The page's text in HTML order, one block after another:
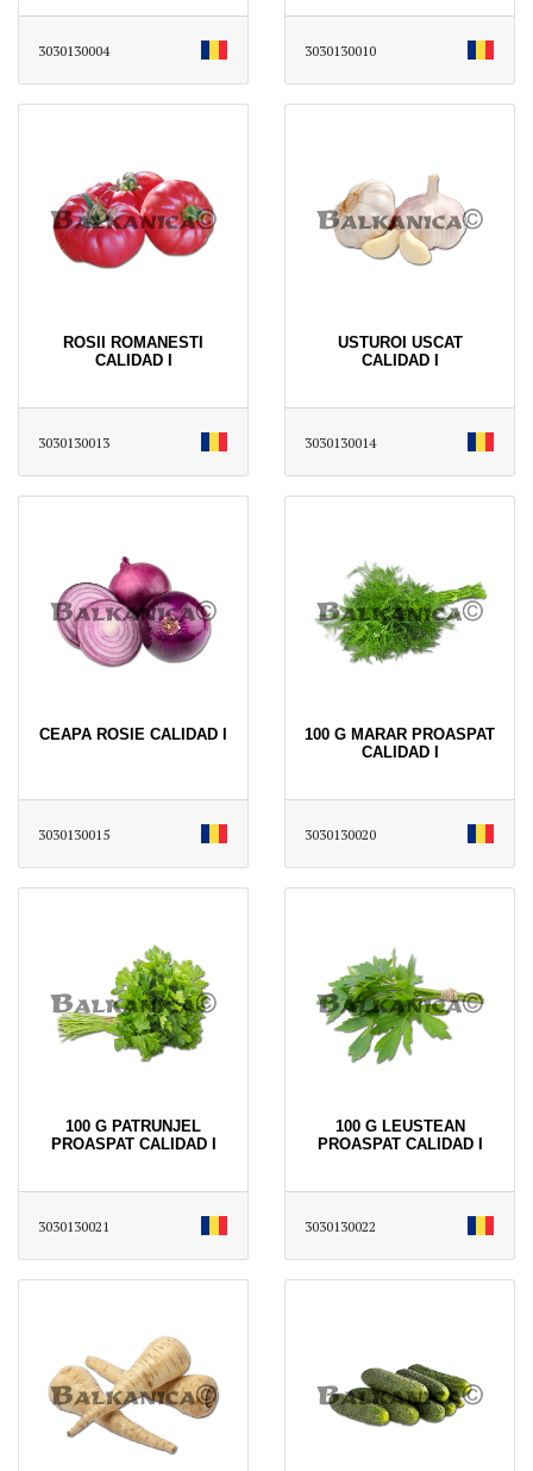
3030130004 3030130010
ROSII ROMANESTI
CALIDAD I
3030130013
USTUROI USCAT
CALIDAD I
3030130014
CEAPA ROSIE CALIDAD I
3030130015
100 G MARAR PROASPAT
CALIDAD I
3030130020
100 G PATRUNJEL
PROASPAT CALIDAD I
3030130021
100 G LEUSTEAN
PROASPAT CALIDAD I
3030130022